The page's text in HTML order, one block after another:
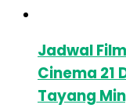
Jadwal
Cinema 21
Tayang